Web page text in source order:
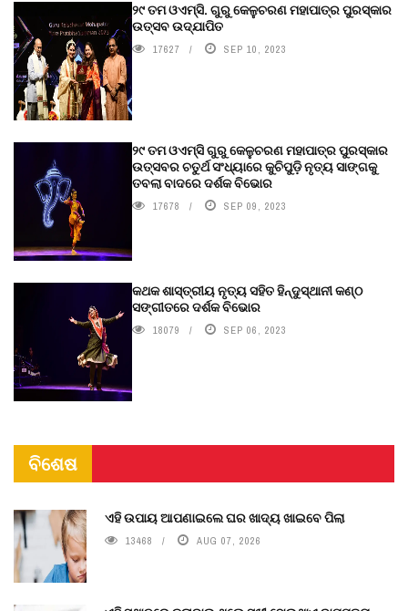
୨୯ ତମ ଓଏମ୍‌ସି. ଗୁରୁ କେଳୁଚରଣ ମହାପାତ୍ର ପୁରସ୍କାର
ଉତ୍ସବ ଉଦ୍‍ଯାପିତ
17627 SEP 10, 2023
୨୯ ତମ ଓଏମ୍‌ସି ଗୁରୁ କେଳୁଚରଣ ମହାପାତ୍ର ପୁରସ୍କାର
ଉତ୍ସବର ଚତୁର୍ଥ ସଂଧ୍ୟାରେ କୁଚିପୁଡ଼ି ନୃତ୍ୟ ସାଙ୍ଗକୁ
ତବଲା ବାଦରେ ଦର୍ଶକ ବିଭୋର
17678 SEP 09, 2023
କଥକ ଶାସ୍ତ୍ରୀୟ ନୃତ୍ୟ ସହିତ ହିନ୍ଦୁସ୍ଥାନୀ କଣ୍ଠ
ସଙ୍ଗୀତରେ ଦର୍ଶକ ବିଭୋର
18079 SEP 06, 2023
ବିଶେଷ
ଏହି ଉପାୟ ଆପଣାଇଲେ ଘର ଖାଦ୍ୟ ଖାଇବେ ପିଲା
13468 AUG 07, 2026